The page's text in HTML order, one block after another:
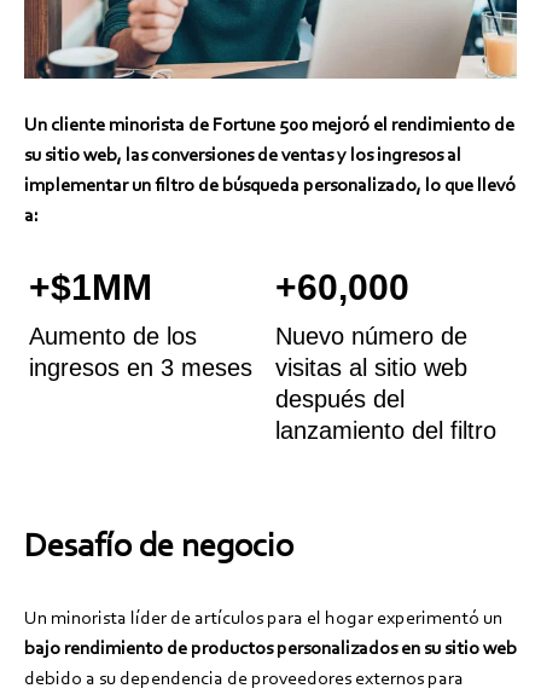
Un cliente minorista de Fortune 500 mejoró el rendimiento de
su sitio web, las conversiones de ventas y los ingresos al
implementar un filtro de búsqueda personalizado, lo que llevó
a:
+$1MM
Aumento de los
ingresos en 3 meses
+60,000
Nuevo número de
visitas al sitio web
después del
lanzamiento del filtro
Desafío de negocio
Un minorista líder de artículos para el hogar experimentó un
bajo rendimiento de productos personalizados en su sitio web
debido a su dependencia de proveedores externos para